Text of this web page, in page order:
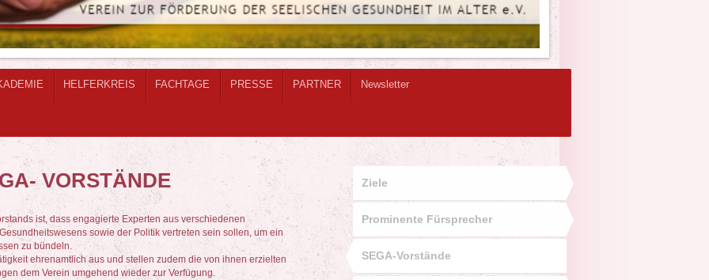
HELFERKREIS FACHTAGE PRESSE PARTNER Newsletter
VORSTÄNDE
ist, dass engagierte Experten aus verschiedenen
sowie der Politik vertreten sein sollen, um ein
zu bündeln.
ehrenamtlich aus und stellen zudem die von ihnen erzielten
dem Verein umgehend wieder zur Verfügung.
Ziele
Prominente Fürsprecher
SEGA-Vorstände